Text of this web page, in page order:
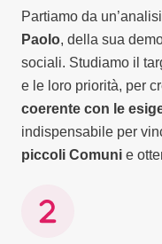
Partiamo da
Paolo, della sua
sociali. Studiamo il
e le loro priorità, per
coerente con le
indispensabile per
piccoli Comuni e